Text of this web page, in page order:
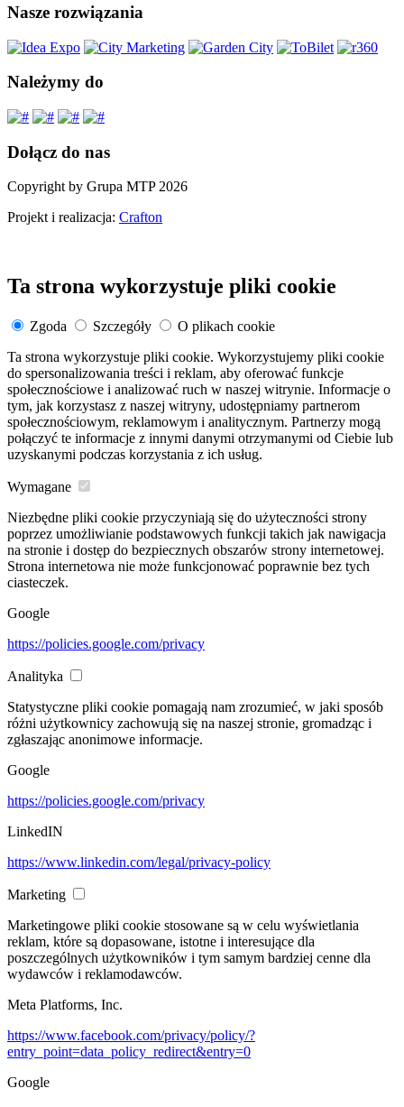
Nasze rozwiązania
Należymy do
Dołącz do nas
Copyright by Grupa MTP 2026
Projekt i realizacja: Crafton
Ta strona wykorzystuje pliki cookie
Zgoda Szczegóły
O plikach cookie
Ta strona wykorzystuje pliki cookie. Wykorzystujemy pliki cookie
do spersonalizowania treści i reklam, aby oferować funkcje
społecznościowe i analizować ruch w naszej witrynie. Informacje o
tym, jak korzystasz z naszej witryny, udostępniamy partnerom
społecznościowym, reklamowym i analitycznym. Partnerzy mogą
połączyć te informacje z innymi danymi otrzymanymi od Ciebie lub
uzyskanymi podczas korzystania z ich usług.
Wymagane
Niezbędne pliki cookie przyczyniają się do użyteczności strony
poprzez umożliwianie podstawowych funkcji takich jak nawigacja
na stronie i dostęp do bezpiecznych obszarów strony internetowej.
Strona internetowa nie może funkcjonować poprawnie bez tych
ciasteczek.
Google
https://policies.google.com/privacy
Analityka
Statystyczne pliki cookie pomagają nam zrozumieć, w jaki sposób
różni użytkownicy zachowują się na naszej stronie, gromadząc i
zgłaszając anonimowe informacje.
Google
https://policies.google.com/privacy
LinkedIN
https://www.linkedin.com/legal/privacy-policy
Marketing
Marketingowe pliki cookie stosowane są w celu wyświetlania
reklam, które są dopasowane, istotne i interesujące dla
poszczególnych użytkowników i tym samym bardziej cenne dla
wydawców i reklamodawców.
Meta Platforms, Inc.
https://www.facebook.com/privacy/policy/?
entry_point=data_policy_redirect&entry=0
Google